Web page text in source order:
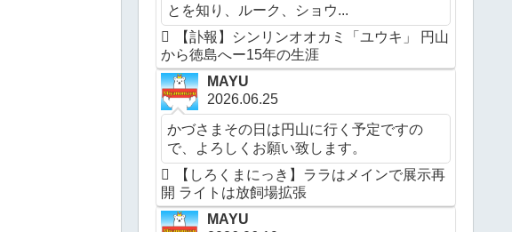
とを知り、ルーク、ショウ...
【訃報】シンリンオオカミ「ユウキ」 円山
から徳島へー15年の生涯
MAYU
2026.06.25
かづさまその日は円山に行く予定ですの
で、よろしくお願い致します。
【しろくまにっき】ララはメインで展示再
開 ライトは放飼場拡張
MAYU